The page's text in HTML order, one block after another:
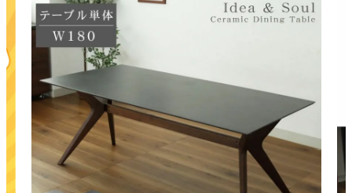
キーワード・商品番号で探す
最短発送 冷感ラグ 冷感寝具 ワークデスク ウィルトンラ